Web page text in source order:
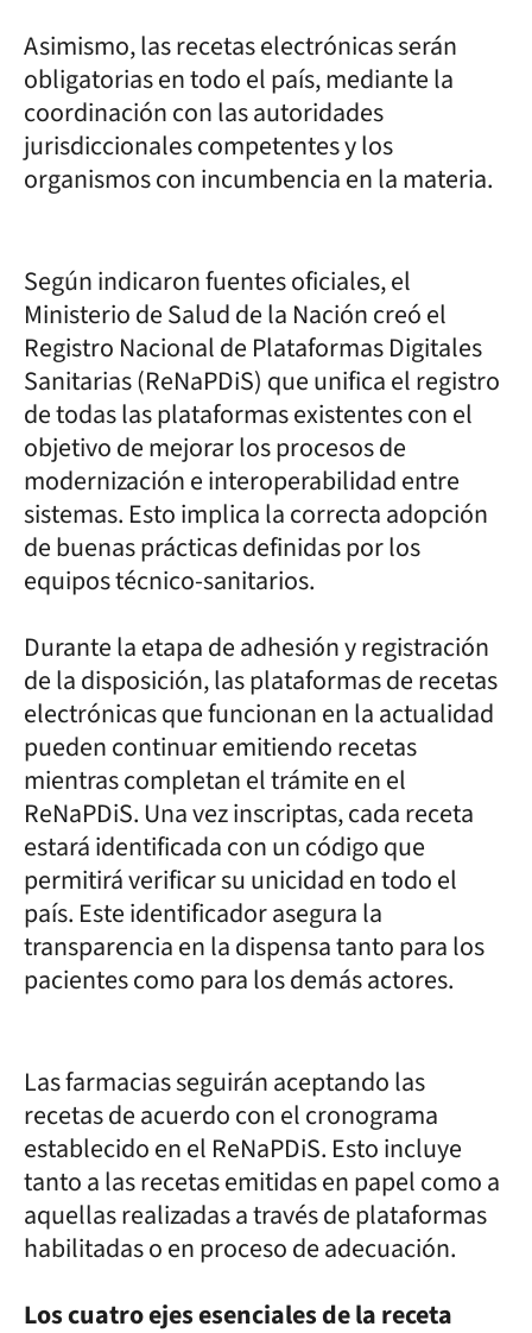
Asimismo, las recetas electrónicas serán
obligatorias en todo el país, mediante la
coordinación con las autoridades
jurisdiccionales competentes y los
organismos con incumbencia en la materia.
Según indicaron fuentes oficiales, el
Ministerio de Salud de la Nación creó el
Registro Nacional de Plataformas Digitales
Sanitarias (ReNaPDiS) que unifica el registro
de todas las plataformas existentes con el
objetivo de mejorar los procesos de
modernización e interoperabilidad entre
sistemas. Esto implica la correcta adopción
de buenas prácticas definidas por los
equipos técnico-sanitarios.
Durante la etapa de adhesión y registración
de la disposición, las plataformas de recetas
electrónicas que funcionan en la actualidad
pueden continuar emitiendo recetas
mientras completan el trámite en el
ReNaPDiS. Una vez inscriptas, cada receta
estará identificada con un código que
permitirá verificar su unicidad en todo el
país. Este identificador asegura la
transparencia en la dispensa tanto para los
pacientes como para los demás actores.
Las farmacias seguirán aceptando las
recetas de acuerdo con el cronograma
establecido en el ReNaPDiS. Esto incluye
tanto a las recetas emitidas en papel como a
aquellas realizadas a través de plataformas
habilitadas o en proceso de adecuación.
Los cuatro ejes esenciales de la receta